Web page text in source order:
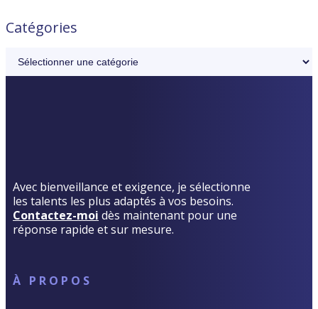
Catégories
Avec bienveillance et exigence, je sélectionne
les talents les plus adaptés à vos besoins.
Contactez-moi dès maintenant pour une
réponse rapide et sur mesure.
À PROPOS